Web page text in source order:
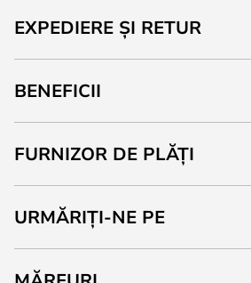
EXPEDIERE ȘI RETUR
BENEFICII
FURNIZOR DE PLĂȚI
URMĂRIȚI-NE PE